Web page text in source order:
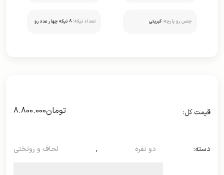
جنس رو پارچه:کبریتی تعداد تیکه: 8 تیکه چهار عدد رو
تومان8.800.000
دسته: دو نفره , لحاف و روتختی